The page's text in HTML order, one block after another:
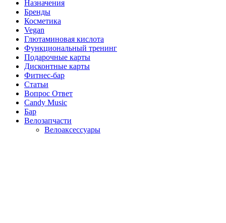
Назначения
Бренды
Косметика
Vegan
Глютаминовая кислота
Функциональный тренинг
Подарочные карты
Дисконтные карты
Фитнес-бар
Статьи
Вопрос Ответ
Candy Music
Бар
Велозапчасти
Велоаксессуары